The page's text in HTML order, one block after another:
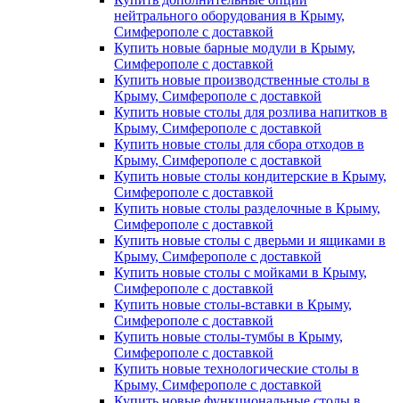
нейтрального оборудования в Крыму,
Симферополе с доставкой
Купить новые барные модули в Крыму,
Симферополе с доставкой
Купить новые производственные столы в
Крыму, Симферополе с доставкой
Купить новые столы для розлива напитков в
Крыму, Симферополе с доставкой
Купить новые столы для сбора отходов в
Крыму, Симферополе с доставкой
Купить новые столы кондитерские в Крыму,
Симферополе с доставкой
Купить новые столы разделочные в Крыму,
Симферополе с доставкой
Купить новые столы с дверьми и ящиками в
Крыму, Симферополе с доставкой
Купить новые столы с мойками в Крыму,
Симферополе с доставкой
Купить новые столы-вставки в Крыму,
Симферополе с доставкой
Купить новые столы-тумбы в Крыму,
Симферополе с доставкой
Купить новые технологические столы в
Крыму, Симферополе с доставкой